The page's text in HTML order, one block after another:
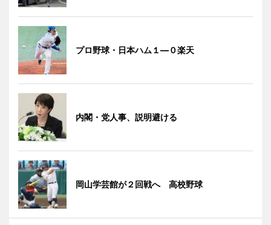
プロ野球・日本ハム１―０楽天
内閣・党人事、説明避ける
岡山学芸館が２回戦へ 高校野球